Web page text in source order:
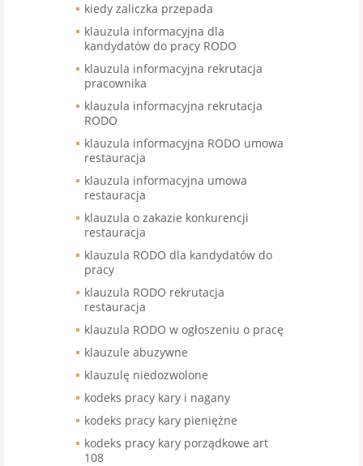
kiedy zaliczka przepada
klauzula informacyjna dla
kandydatów do pracy RODO
klauzula informacyjna rekrutacja
pracownika
klauzula informacyjna rekrutacja
RODO
klauzula informacyjna RODO umowa
restauracja
klauzula informacyjna umowa
restauracja
klauzula o zakazie konkurencji
restauracja
klauzula RODO dla kandydatów do
pracy
klauzula RODO rekrutacja
restauracja
klauzula RODO w ogłoszeniu o pracę
klauzule abuzywne
klauzulę niedozwolone
kodeks pracy kary i nagany
kodeks pracy kary pieniężne
kodeks pracy kary porządkowe art
108